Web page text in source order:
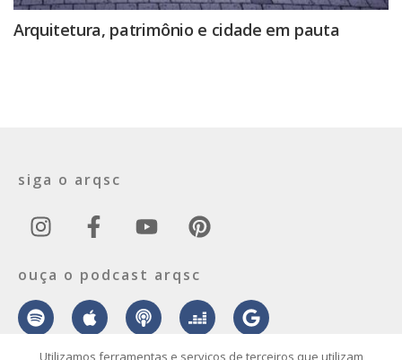
Arquitetura, patrimônio e cidade em pauta
siga o arqsc
ouça o podcast arqsc
Utilizamos ferramentas e serviços de terceiros que utilizam